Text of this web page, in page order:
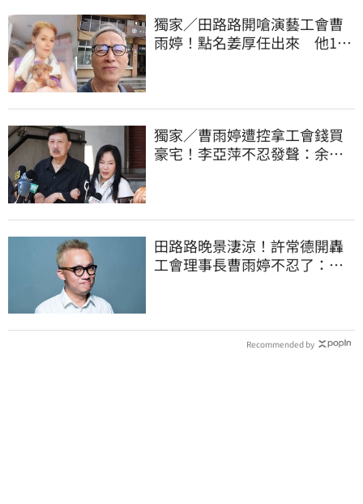
獨家／田路路開嗆演藝工會曹
雨婷！點名姜厚任出來 他16
獨家／曹雨婷遭控拿工會錢買
豪宅！李亞萍不忍發聲：余天
田路路晚景淒涼！許常德開轟
工會理事長曹雨婷不忍了：別
Recommended by